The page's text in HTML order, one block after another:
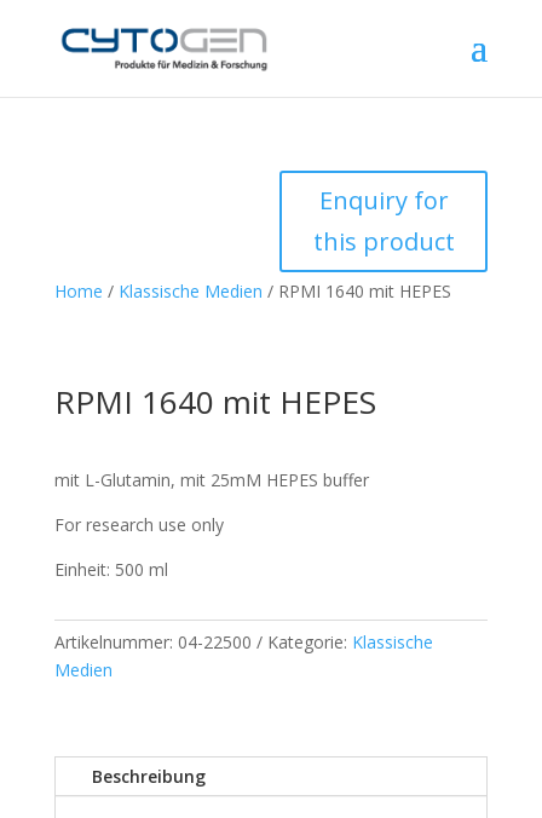
Enquiry for
this product
Home / Klassische Medien / RPMI 1640 mit HEPES
RPMI 1640 mit HEPES
mit L-Glutamin, mit 25mM HEPES buffer
For research use only
Einheit: 500 ml
Artikelnummer: 04-22500 Kategorie: Klassische
Medien
Beschreibung